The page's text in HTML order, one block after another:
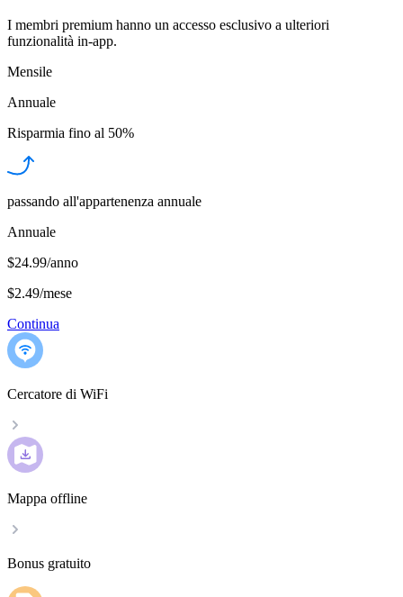
I membri premium hanno un accesso esclusivo a ulteriori
funzionalità in-app.
Mensile
Annuale
Risparmia fino al 50%
passando all'appartenenza annuale
Annuale
$24.99/anno
$2.49/mese
Continua
Cercatore di WiFi
Mappa offline
Bonus gratuito